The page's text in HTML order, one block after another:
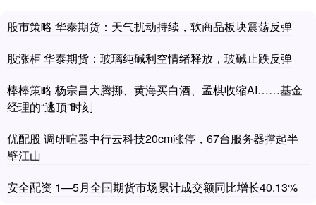
股市策略 华泰期货：天气扰动持续，软商品板块震荡反弹
股涨柜 华泰期货：玻璃纯碱利空情绪释放，玻碱止跌反弹
棒棒策略 杨宗昌大腾挪、黄海买白酒、孟棋收缩AI……基金
经理的“逃顶”时刻
优配股 调研喧嚣中行云科技20cm涨停，67台服务器撑起半
壁江山
安全配资 1—5月全国期货市场累计成交额同比增长40.13%